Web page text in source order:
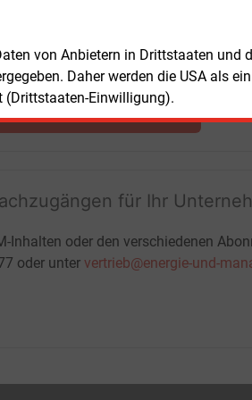
von Anbietern in Drittstaaten und
Daher werden die USA als
(Drittstaaten-Einwilligung).
+ einmal täglich E&M daily
+ zwei Ausgaben der Zeitung E&M
ohne automatische Verlängerung
JETZT KOSTENLOS TESTEN
für Ihr
Inhalten oder den verschiedenen
oder unter vertrieb@energie-und-